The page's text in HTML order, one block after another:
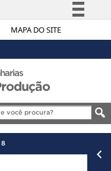
MAPA DO SITE
Simplifique!
à informação
Canais